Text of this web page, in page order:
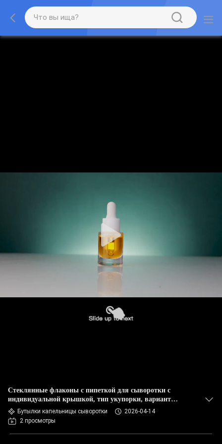
Стеклянные флаконы с пипеткой для сыворотки с
индивидуальной крышкой, тип укупорки, вариант
упаковки для косметики, средств по уходу за кожей и
эфирных масел
Бутылки капельницы сыворотки
2026-04-14
2 просмотры